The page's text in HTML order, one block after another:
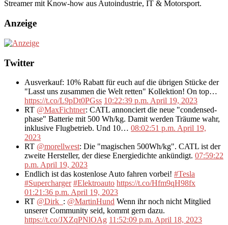
Streamer mit Know-how aus Autoindustrie, IT & Motorsport.
Anzeige
Twitter
Ausverkauf: 10% Rabatt für euch auf die übrigen Stücke der
"Lasst uns zusammen die Welt retten" Kollektion! On top…
https://t.co/L9pDt0PGss 10:22:39 p.m. April 19, 2023
RT @MaxFichtner: CATL annonciert die neue "condensed-
phase" Batterie mit 500 Wh/kg. Damit werden Träume wahr,
inklusive Flugbetrieb. Und 10… 08:02:51 p.m. April 19,
2023
RT @morellwest: Die "magischen 500Wh/kg". CATL ist der
zweite Hersteller, der diese Energiedichte ankündigt. 07:59:22
p.m. April 19, 2023
Endlich ist das kostenlose Auto fahren vorbei! #Tesla
#Supercharger #Elektroauto https://t.co/Hfm9qH98fx
01:21:36 p.m. April 19, 2023
RT @Dirk_ : @MartinHund Wenn ihr noch nicht Mitglied
unserer Community seid, kommt gern dazu.
https://t.co/JXZqPNlOAg 11:52:09 p.m. April 18, 2023